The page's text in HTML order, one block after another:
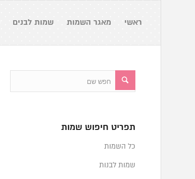
ראשי מאגר השמות שמות לבנים
תפריט חיפוש שמות
כל השמות
שמות לבנות